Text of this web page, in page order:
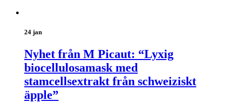
24 jan
Nyhet från M Picaut: “Lyxig
biocellulosamask med
stamcellsextrakt från schweiziskt
äpple”